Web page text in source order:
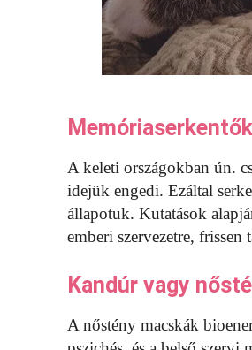
Memóriaserkentők
A keleti országokban ún.
idejük engedi. Ezáltal
állapotuk. Kutatások
emberi szervezetre, frissen
Kandúr vagy
A nőstény macskák